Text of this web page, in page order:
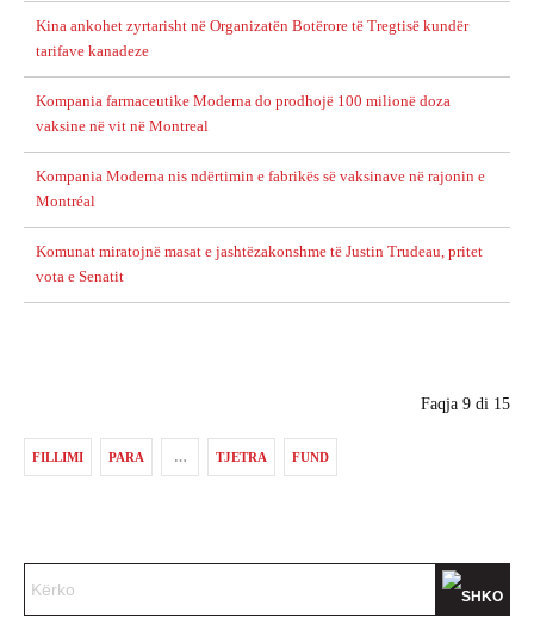
Kina ankohet zyrtarisht në Organizatën Botërore të Tregtisë kundër
tarifave kanadeze
Kompania farmaceutike Moderna do prodhojë 100 milionë doza
vaksine në vit në Montreal
Kompania Moderna nis ndërtimin e fabrikës së vaksinave në rajonin e
Montréal
Komunat miratojnë masat e jashtëzakonshme të Justin Trudeau, pritet
vota e Senatit
Faqja 9 di 15
FILLIMI PARA … TJETRA FUND